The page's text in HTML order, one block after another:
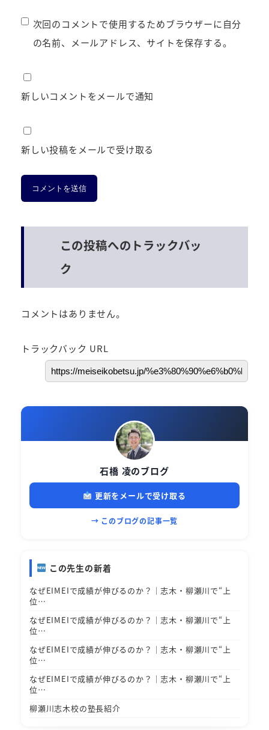
次回のコメントで使用するためブラウザーに自分
の名前、メールアドレス、サイトを保存する。
新しいコメントをメールで通知
新しい投稿をメールで受け取る
この投稿へのトラックバッ
ク
コメントはありません。
トラックバック URL
石橋 凌のブログ
更新をメールで受け取る
→ このブログの記事一覧
この先生の新着
なぜEIMEIで成績が伸びるのか？｜志木・柳瀬川で“上
位…
なぜEIMEIで成績が伸びるのか？｜志木・柳瀬川で“上
位…
なぜEIMEIで成績が伸びるのか？｜志木・柳瀬川で“上
位…
なぜEIMEIで成績が伸びるのか？｜志木・柳瀬川で“上
位…
柳瀬川志木校の塾長紹介